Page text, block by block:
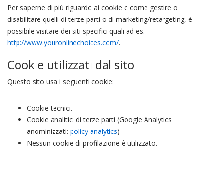
Per saperne di più riguardo ai cookie e come gestire o
disabilitare quelli di terze parti o di marketing/retargeting, è
possibile visitare dei siti specifici quali ad es.
http://www.youronlinechoices.com/.
Cookie utilizzati dal sito
Questo sito usa i seguenti cookie:
Cookie tecnici.
Cookie analitici di terze parti (Google Analytics
anominizzati: policy analytics)
Nessun cookie di profilazione è utilizzato.